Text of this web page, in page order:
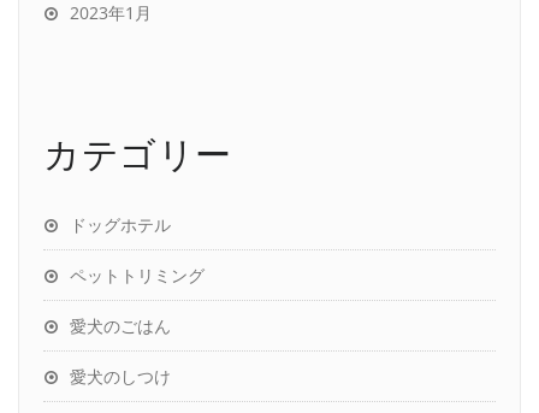
2023年1月
カテゴリー
ドッグホテル
ペットトリミング
愛犬のごはん
愛犬のしつけ